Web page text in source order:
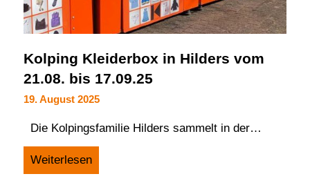
Kolping Kleiderbox in Hilders vom
21.08. bis 17.09.25
19. August 2025
Die Kolpingsfamilie Hilders sammelt in der…
Weiterlesen